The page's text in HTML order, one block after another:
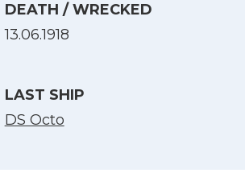
DEATH / WRECKED
13.06.1918
LAST SHIP
DS Octo